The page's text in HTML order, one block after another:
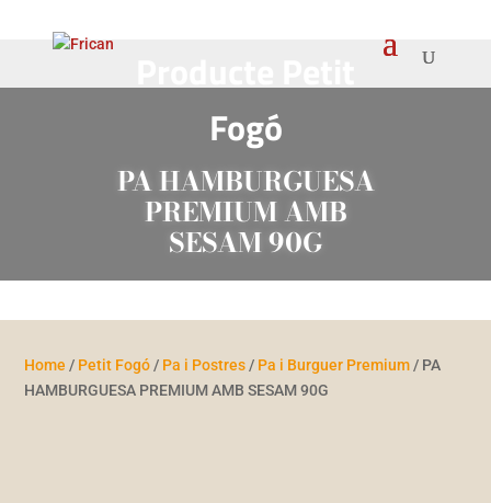
Fogó
PA HAMBURGUESA
PREMIUM AMB
SESAM 90G
Home / Petit Fogó / Pa i Postres / Pa i Burguer Premium / PA
HAMBURGUESA PREMIUM AMB SESAM 90G